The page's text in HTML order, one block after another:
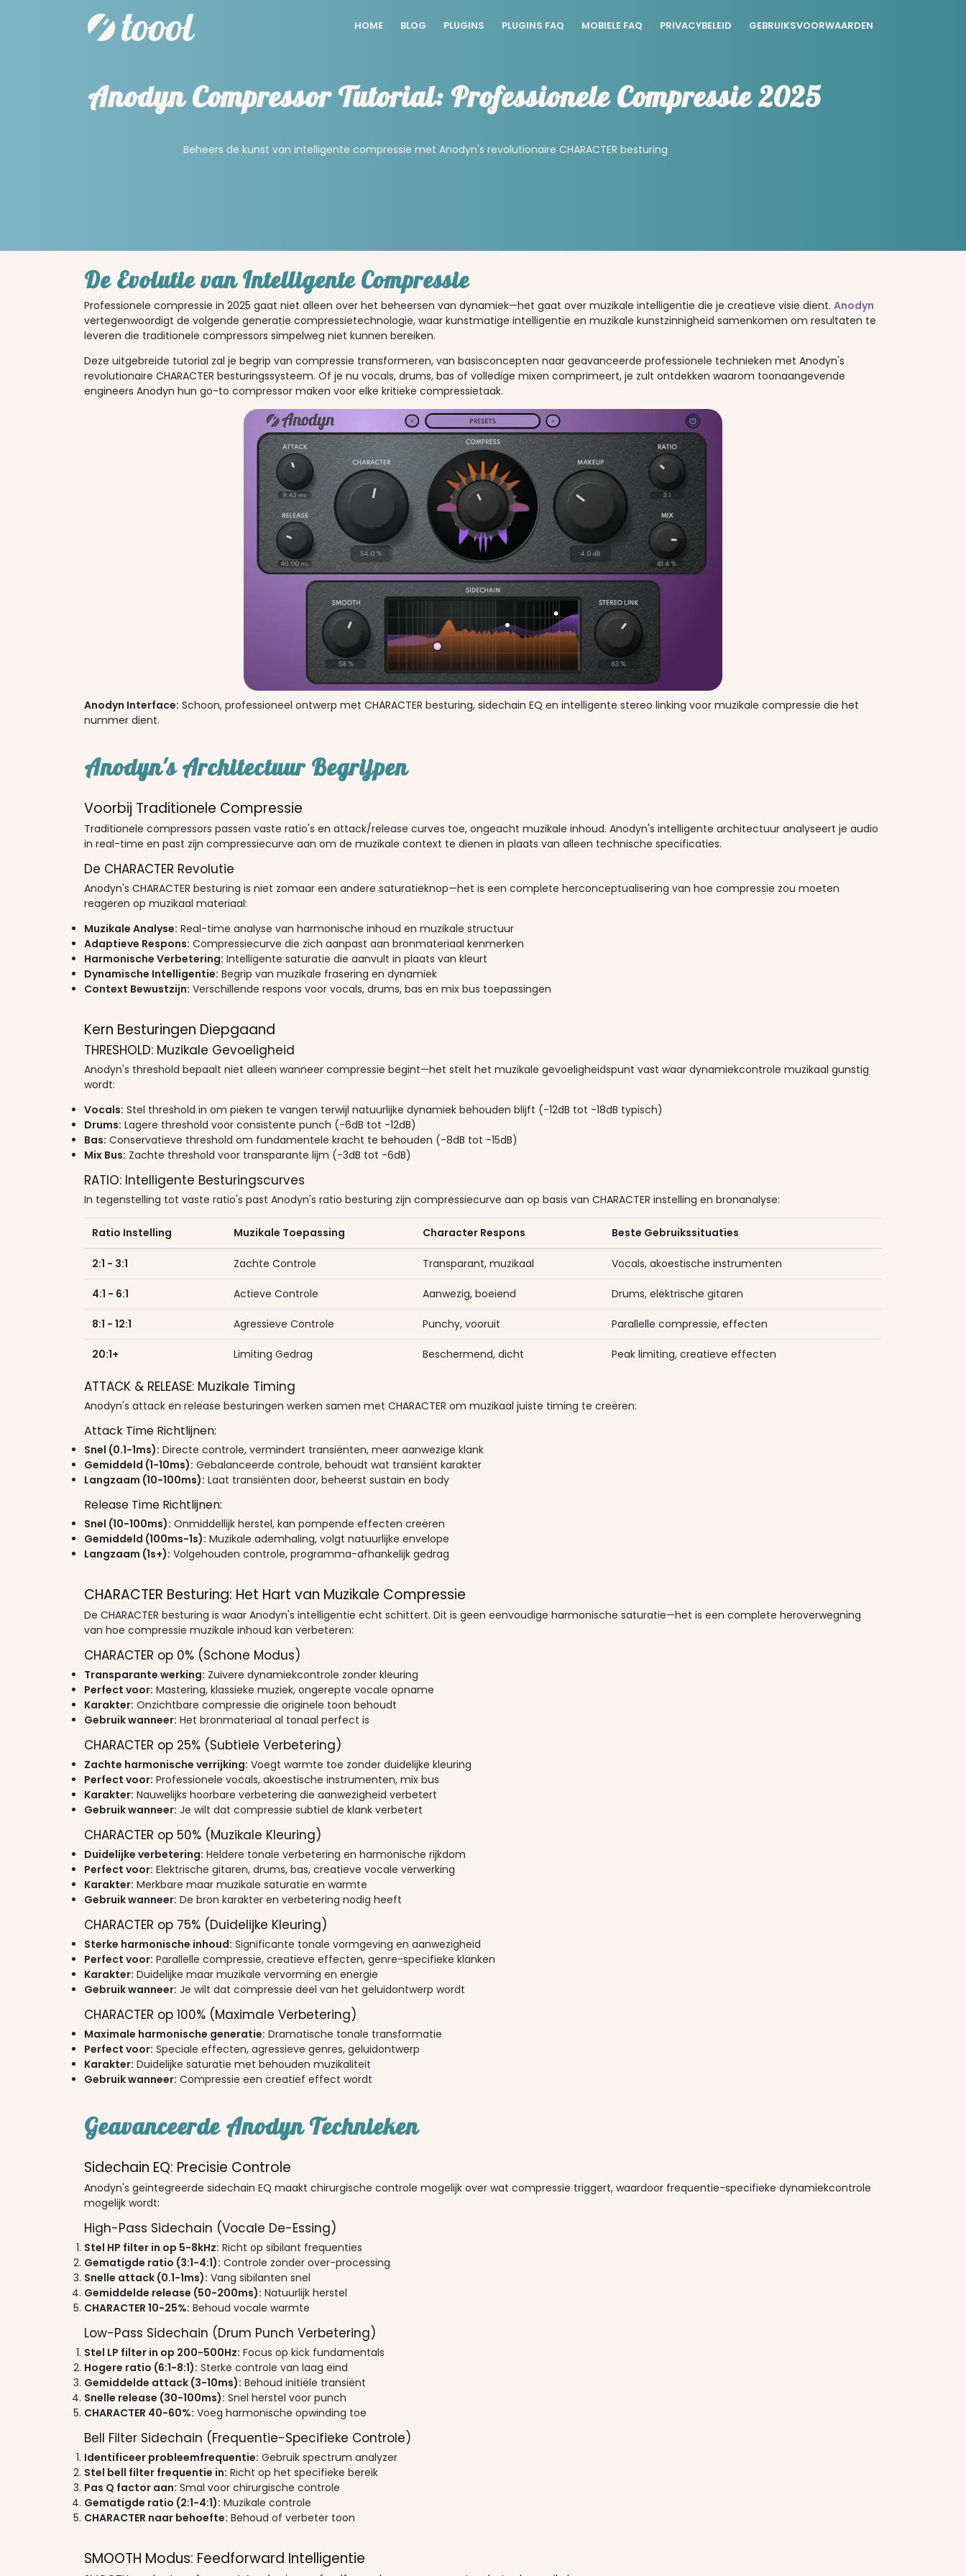
HOME BLOG PLUGINS PLUGINS FAQ MOBIELE FAQ PRIVACYBELEID GEBRUIKSVOORWAARDEN
Anodyn Compressor Tutorial: Professionele Compressie 2025
Beheers de kunst van intelligente compressie met Anodyn's revolutionaire CHARACTER besturing
De Evolutie van Intelligente Compressie
Professionele compressie in 2025 gaat niet alleen over het beheersen van dynamiek—het gaat over muzikale intelligentie die je creatieve visie dient. Anodyn
vertegenwoordigt de volgende generatie compressietechnologie, waar kunstmatige intelligentie en muzikale kunstzinnigheid samenkomen om resultaten te
leveren die traditionele compressors simpelweg niet kunnen bereiken.
Deze uitgebreide tutorial zal je begrip van compressie transformeren, van basisconcepten naar geavanceerde professionele technieken met Anodyn's
revolutionaire CHARACTER besturingssysteem. Of je nu vocals, drums, bas of volledige mixen comprimeert, je zult ontdekken waarom toonaangevende
engineers Anodyn hun go-to compressor maken voor elke kritieke compressietaak.
Anodyn Interface: Schoon, professioneel ontwerp met CHARACTER besturing, sidechain EQ en intelligente stereo linking voor muzikale compressie die het
nummer dient.
Anodyn's Architectuur Begrijpen
Voorbij Traditionele Compressie
Traditionele compressors passen vaste ratio's en attack/release curves toe, ongeacht muzikale inhoud. Anodyn's intelligente architectuur analyseert je audio
in real-time en past zijn compressiecurve aan om de muzikale context te dienen in plaats van alleen technische specificaties.
De CHARACTER Revolutie
Anodyn's CHARACTER besturing is niet zomaar een andere saturatieknop—het is een complete herconceptualisering van hoe compressie zou moeten
reageren op muzikaal materiaal:
Muzikale Analyse: Real-time analyse van harmonische inhoud en muzikale structuur
Adaptieve Respons: Compressiecurve die zich aanpast aan bronmateriaal kenmerken
Harmonische Verbetering: Intelligente saturatie die aanvult in plaats van kleurt
Dynamische Intelligentie: Begrip van muzikale frasering en dynamiek
Context Bewustzijn: Verschillende respons voor vocals, drums, bas en mix bus toepassingen
Kern Besturingen Diepgaand
THRESHOLD: Muzikale Gevoeligheid
Anodyn's threshold bepaalt niet alleen wanneer compressie begint—het stelt het muzikale gevoeligheidspunt vast waar dynamiekcontrole muzikaal gunstig
wordt:
Vocals: Stel threshold in om pieken te vangen terwijl natuurlijke dynamiek behouden blijft (-12dB tot -18dB typisch)
Drums: Lagere threshold voor consistente punch (-6dB tot -12dB)
Bas: Conservatieve threshold om fundamentele kracht te behouden (-8dB tot -15dB)
Mix Bus: Zachte threshold voor transparante lijm (-3dB tot -6dB)
RATIO: Intelligente Besturingscurves
In tegenstelling tot vaste ratio's past Anodyn's ratio besturing zijn compressiecurve aan op basis van CHARACTER instelling en bronanalyse:
Ratio Instelling Muzikale Toepassing Character Respons Beste Gebruikssituaties
2:1 - 3:1 Zachte Controle Transparant, muzikaal Vocals, akoestische instrumenten
4:1 - 6:1 Actieve Controle Aanwezig, boeiend Drums, elektrische gitaren
8:1 - 12:1 Agressieve Controle Punchy, vooruit Parallelle compressie, effecten
20:1+ Limiting Gedrag Beschermend, dicht Peak limiting, creatieve effecten
ATTACK & RELEASE: Muzikale Timing
Anodyn's attack en release besturingen werken samen met CHARACTER om muzikaal juiste timing te creëren:
Attack Time Richtlijnen:
Snel (0.1-1ms): Directe controle, vermindert transiënten, meer aanwezige klank
Gemiddeld (1-10ms): Gebalanceerde controle, behoudt wat transiënt karakter
Langzaam (10-100ms): Laat transiënten door, beheerst sustain en body
Release Time Richtlijnen:
Snel (10-100ms): Onmiddellijk herstel, kan pompende effecten creëren
Gemiddeld (100ms-1s): Muzikale ademhaling, volgt natuurlijke envelope
Langzaam (1s+): Volgehouden controle, programma-afhankelijk gedrag
CHARACTER Besturing: Het Hart van Muzikale Compressie
De CHARACTER besturing is waar Anodyn's intelligentie echt schittert. Dit is geen eenvoudige harmonische saturatie—het is een complete heroverwegning
van hoe compressie muzikale inhoud kan verbeteren:
CHARACTER op 0% (Schone Modus)
Transparante werking: Zuivere dynamiekcontrole zonder kleuring
Perfect voor: Mastering, klassieke muziek, ongerepte vocale opname
Karakter: Onzichtbare compressie die originele toon behoudt
Gebruik wanneer: Het bronmateriaal al tonaal perfect is
CHARACTER op 25% (Subtiele Verbetering)
Zachte harmonische verrijking: Voegt warmte toe zonder duidelijke kleuring
Perfect voor: Professionele vocals, akoestische instrumenten, mix bus
Karakter: Nauwelijks hoorbare verbetering die aanwezigheid verbetert
Gebruik wanneer: Je wilt dat compressie subtiel de klank verbetert
CHARACTER op 50% (Muzikale Kleuring)
Duidelijke verbetering: Heldere tonale verbetering en harmonische rijkdom
Perfect voor: Elektrische gitaren, drums, bas, creatieve vocale verwerking
Karakter: Merkbare maar muzikale saturatie en warmte
Gebruik wanneer: De bron karakter en verbetering nodig heeft
CHARACTER op 75% (Duidelijke Kleuring)
Sterke harmonische inhoud: Significante tonale vormgeving en aanwezigheid
Perfect voor: Parallelle compressie, creatieve effecten, genre-specifieke klanken
Karakter: Duidelijke maar muzikale vervorming en energie
Gebruik wanneer: Je wilt dat compressie deel van het geluidontwerp wordt
CHARACTER op 100% (Maximale Verbetering)
Maximale harmonische generatie: Dramatische tonale transformatie
Perfect voor: Speciale effecten, agressieve genres, geluidontwerp
Karakter: Duidelijke saturatie met behouden muzikaliteit
Gebruik wanneer: Compressie een creatief effect wordt
Geavanceerde Anodyn Technieken
Sidechain EQ: Precisie Controle
Anodyn's geïntegreerde sidechain EQ maakt chirurgische controle mogelijk over wat compressie triggert, waardoor frequentie-specifieke dynamiekcontrole
mogelijk wordt:
High-Pass Sidechain (Vocale De-Essing)
Stel HP filter in op 5-8kHz: Richt op sibilant frequenties
Gematigde ratio (3:1-4:1): Controle zonder over-processing
Snelle attack (0.1-1ms): Vang sibilanten snel
Gemiddelde release (50-200ms): Natuurlijk herstel
CHARACTER 10-25%: Behoud vocale warmte
Low-Pass Sidechain (Drum Punch Verbetering)
Stel LP filter in op 200-500Hz: Focus op kick fundamentals
Hogere ratio (6:1-8:1): Sterke controle van laag eind
Gemiddelde attack (3-10ms): Behoud initiële transiënt
Snelle release (30-100ms): Snel herstel voor punch
CHARACTER 40-60%: Voeg harmonische opwinding toe
Bell Filter Sidechain (Frequentie-Specifieke Controle)
Identificeer probleemfrequentie: Gebruik spectrum analyzer
Stel bell filter frequentie in: Richt op het specifieke bereik
Pas Q factor aan: Smal voor chirurgische controle
Gematigde ratio (2:1-4:1): Muzikale controle
CHARACTER naar behoefte: Behoud of verbeter toon
SMOOTH Modus: Feedforward Intelligentie